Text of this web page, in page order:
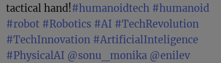
tactical hand!#humanoidtech #humanoid
#robot #Robotics #AI #TechRevolution
#TechInnovation #ArtificialInteligence
#PhysicalAI @sonu_monika @enilev